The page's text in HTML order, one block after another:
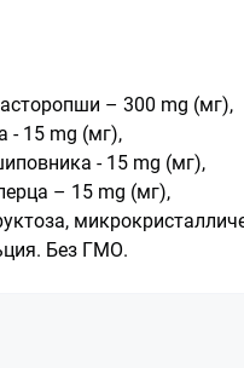
– 300 mg (мг),
- 15 mg (мг),
- 15 mg (мг),
– 15 mg (мг),
Без ГМО.